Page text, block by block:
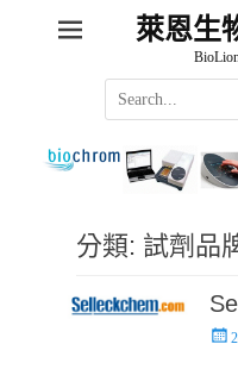
萊恩生
Search
for:
分類: 試劑品